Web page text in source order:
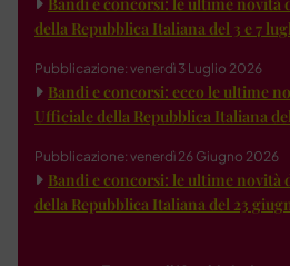
della Repubblica Italiana del 3 e 7
Pubblicazione: venerdì 3 Luglio 2026
Bandi e concorsi: ecco le ultime
Ufficiale della Repubblica Italiana
Pubblicazione: venerdì 26 Giugno 2026
Bandi e concorsi: le ultime novità
della Repubblica Italiana del 23